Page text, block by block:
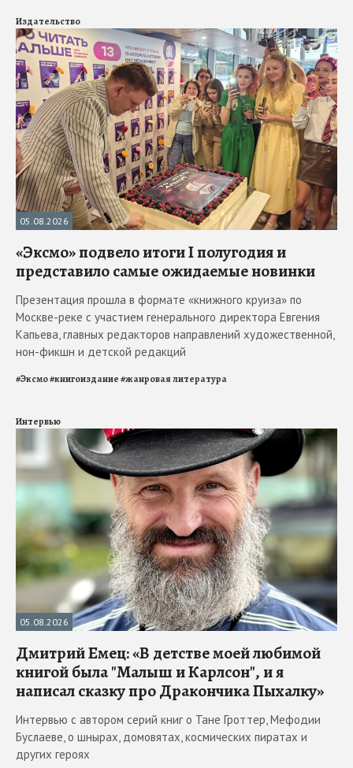
Издательство
05.08.2026
«Эксмо» подвело итоги I полугодия и
представило самые ожидаемые новинки
Презентация прошла в формате «книжного круиза» по
Москве-реке с участием генерального директора Евгения
Капьева, главных редакторов направлений художественной,
нон-фикшн и детской редакций
#Эксмо#книгоиздание#жанровая литература
Интервью
05.08.2026
Дмитрий Емец: «В детстве моей любимой
книгой была "Малыш и Карлсон", и я
написал сказку про Дракончика Пыхалку»
Интервью с автором серий книг о Тане Гроттер, Мефодии
Буслаеве, о шнырах, домовятах, космических пиратах и
других героях